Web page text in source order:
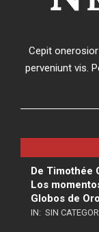
Cepit
perveniunt vis.
De Timothée
Los
Globos de Oro
IN: SIN